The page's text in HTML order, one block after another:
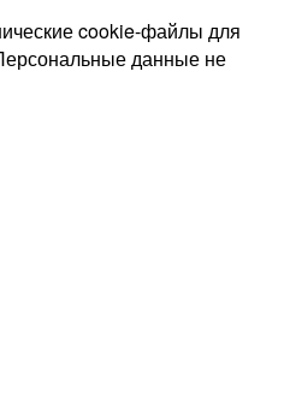
cookie-файлы для
данные не